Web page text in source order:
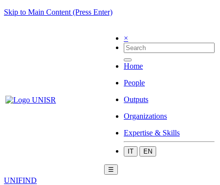
Skip to Main Content (Press Enter)
×
Home
People
Outputs
Organizations
Expertise & Skills
IT EN
☰
UNIFIND